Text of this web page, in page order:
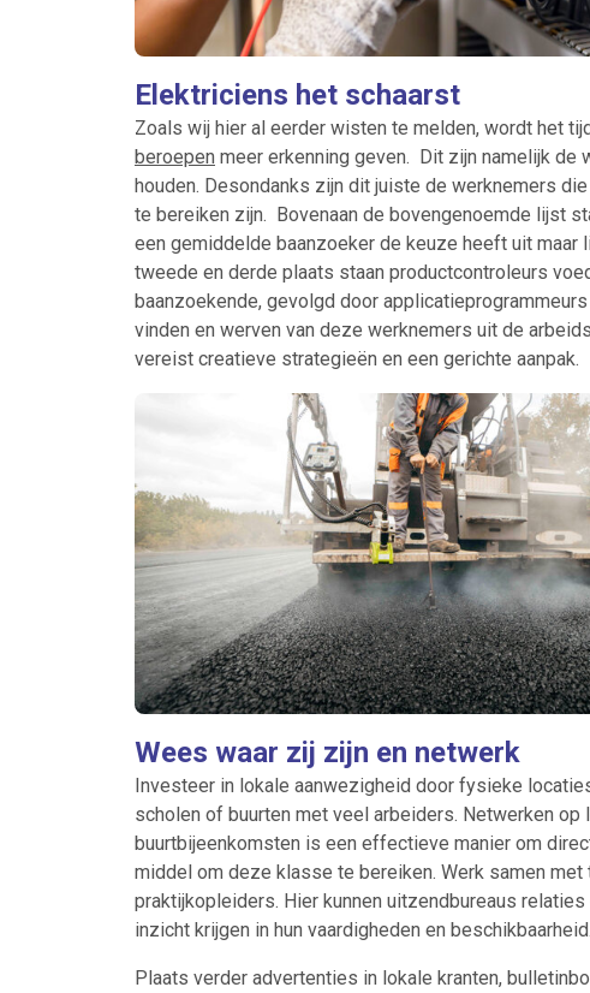
Elektriciens het schaarst
Zoals wij hier al eerder wisten te melden, wordt het
beroepen meer erkenning geven. Dit zijn namelijk de
houden. Desondanks zijn dit juiste de werknemers
te bereiken zijn. Bovenaan de bovengenoemde lijst
een gemiddelde baanzoeker de keuze heeft uit maar
tweede en derde plaats staan productcontroleurs
baanzoekende, gevolgd door
vinden en werven van deze werknemers uit de
vereist creatieve strategieën en een gerichte aanpak.
Wees waar zij zijn en netwerk
Investeer in lokale aanwezigheid door fysieke
scholen of buurten met veel arbeiders. Netwerken op
buurtbijeenkomsten is een effectieve manier om
middel om deze klasse te bereiken. Werk samen
praktijkopleiders. Hier kunnen uitzendbureaus
inzicht krijgen in hun vaardigheden en beschikbaarheid.
Plaats verder advertenties in lokale kranten,
Ontvang vacatures direct in je
Alerts ontvangen
Alles Ingezonden
Normering Arbeid